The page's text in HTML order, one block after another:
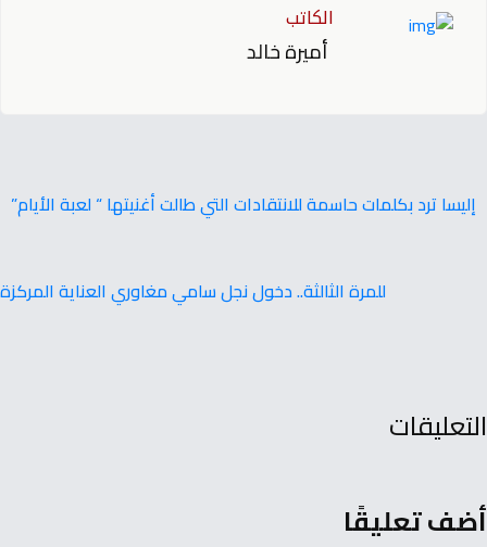
الكاتب
أميرة خالد
إليسا ترد بكلمات حاسمة للانتقادات التي طالت أغنيتها “ لعبة الأيام”
للمرة الثالثة.. دخول نجل سامي مغاوري العناية المركزة
التعليقات
أضف تعليقًا